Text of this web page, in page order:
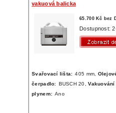
vakuová balicka
65.700 Kč bez
Dostupnost:
Svařovací lišta: 405 mm,
čerpadlo: BUSCH 20,
plynem: Ano